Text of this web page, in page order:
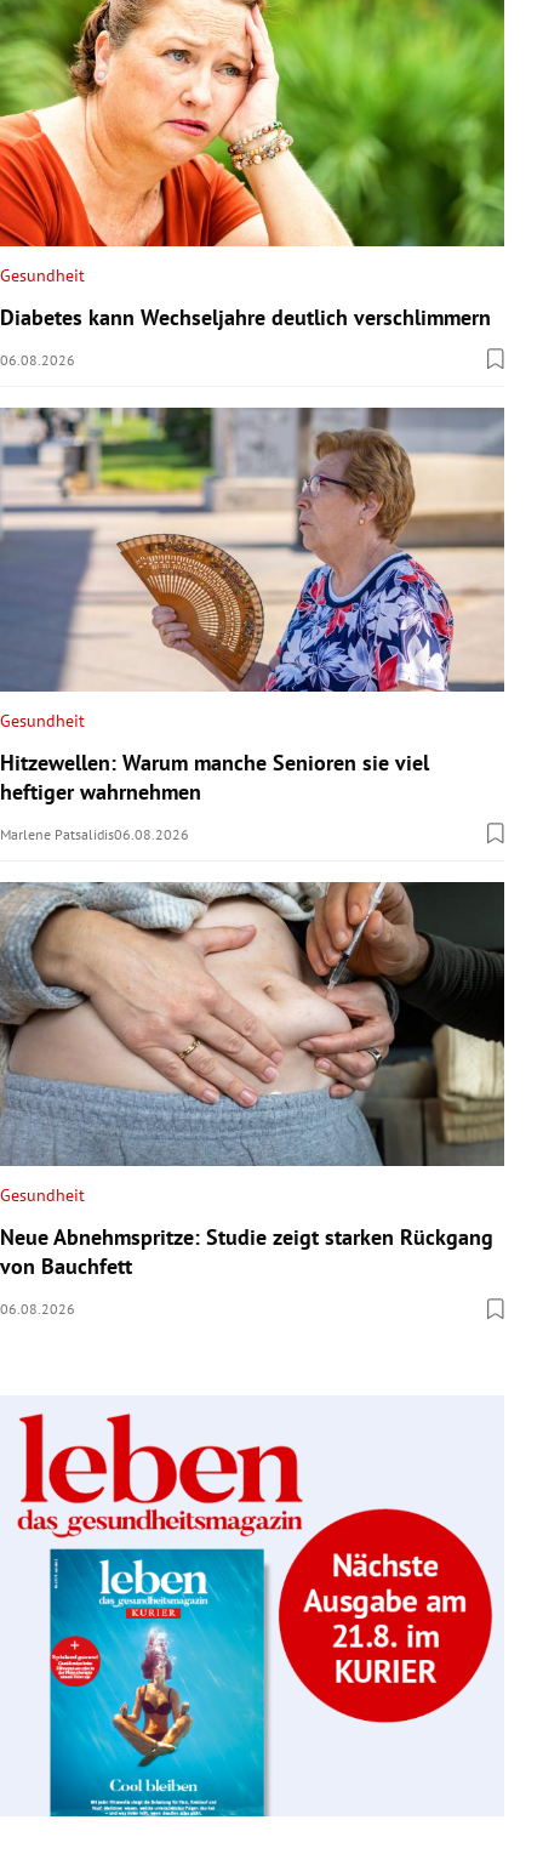
Gesundheit
Diabetes kann Wechseljahre deutlich verschlimmern
06.08.2026
Gesundheit
Hitzewellen: Warum manche Senioren sie viel
heftiger wahrnehmen
Marlene Patsalidis06.08.2026
Gesundheit
Neue Abnehmspritze: Studie zeigt starken Rückgang
von Bauchfett
06.08.2026